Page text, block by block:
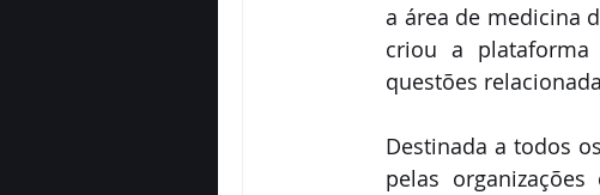
a área de medicina
criou a
questões
Destinada a todos
pelas